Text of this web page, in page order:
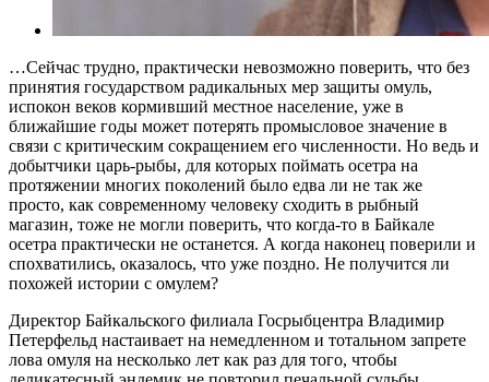
…Сейчас трудно, практически невозможно поверить, что без
принятия государством радикальных мер защиты омуль,
испокон веков кормивший местное население, уже в
ближайшие годы может потерять промысловое значение в
связи с критическим сокращением его численности. Но ведь и
добытчики царь-рыбы, для которых поймать осетра на
протяжении многих поколений было едва ли не так же
просто, как современному человеку сходить в рыбный
магазин, тоже не могли поверить, что когда-то в Байкале
осетра практически не останется. А когда наконец поверили и
спохватились, оказалось, что уже поздно. Не получится ли
похожей истории с омулем?
Директор Байкальского филиала Госрыбцентра Владимир
Петерфельд настаивает на немедленном и тотальном запрете
лова омуля на несколько лет как раз для того, чтобы